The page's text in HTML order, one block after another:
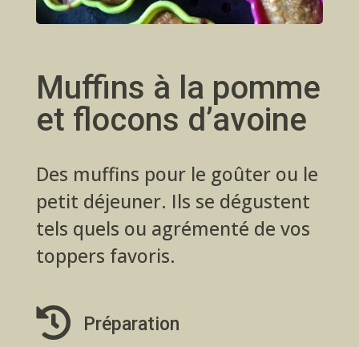
Muffins à la pomme
et flocons d’avoine
Des muffins pour le goûter ou le
petit déjeuner. Ils se dégustent
tels quels ou agrémenté de vos
toppers favoris.
 Préparation